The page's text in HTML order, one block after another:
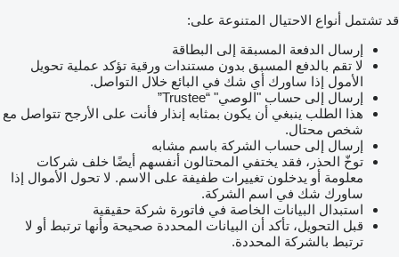
قد تشتمل أنواع الاحتيال المتنوعة على:
إرسال الدفعة المسبقة إلى البطاقة
لا تقم بالدفع المسبق بدون مستندات ورقية تؤكد عملية تحويل
الأمول إذا ساورك أي شك في البائع خلال التواصل.
إرسال إلى حساب "الوصي" “Trustee”
هذا الطلب ينبغي أن يكون بمثابه إنذار فأنت على الأرجح تتواصل مع
شخص محتال.
إرسال إلى حساب الشركة باسم مشابه
توخّ الحذر، فقد يختفي المحتالون أنفسهم أيضًا خلف شركات
معلومة أو يدخلون تغييرات طفيفة على الاسم. لا تحول الأموال إذا
ساورك شك في اسم الشركة.
استبدال البيانات الخاصة في فاتورة شركة حقيقية
قبل التحويل، تأكد أن البيانات المحددة صحيحة وأنها ترتبط أو لا
ترتبط بالشركة المحددة.